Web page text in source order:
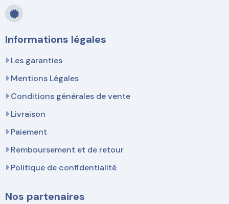
Informations légales
Les garanties
Mentions Légales
Conditions générales de vente
Livraison
Paiement
Remboursement et de retour
Politique de confidentialité
Nos partenaires